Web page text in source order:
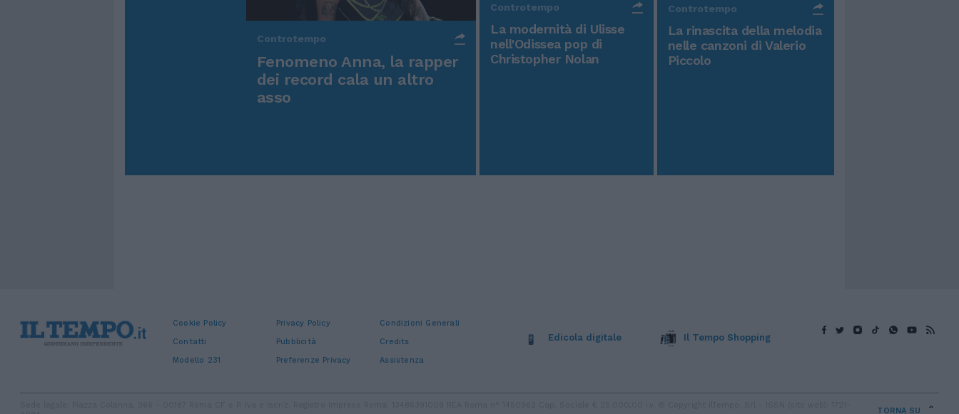
Controtempo
Fenomeno Anna, la rapper
dei record cala un altro
asso
Controtempo
La modernità di Ulisse
nell'Odissea pop di
Christopher Nolan
Controtempo
La rinascita della melodia
nelle canzoni di Valerio
Piccolo
Cookie Policy Privacy Policy
Condizioni Generali
Contatti
Pubblicità
Credits
Modello 231
Preferenze Privacy Assistenza
Edicola digitale Il Tempo Shopping
TORNA SU